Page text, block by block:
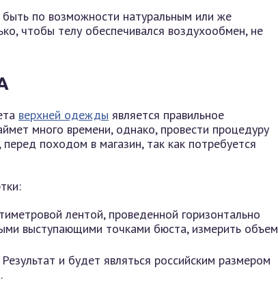
по возможности натуральным или же
чтобы телу обеспечивался воздухообмен, не
верхней одежды является правильное
много времени, однако, провести процедуру
походом в магазин, так как потребуется
лентой, проведенной горизонтально
выступающими точками бюста, измерить объем
Результат и будет являться российским размером